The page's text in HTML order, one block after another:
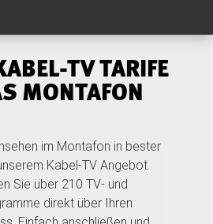
TV TARIFE
MONTAFON
im Montafon in bester
Kabel-TV Angebot
Sie über 210 TV- und
direkt über Ihren